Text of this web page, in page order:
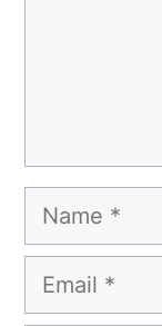
Name
Email